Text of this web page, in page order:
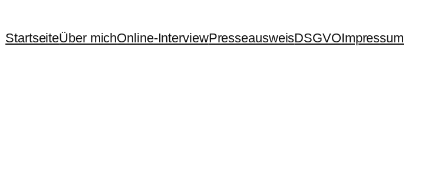
StartseiteÜber michOnline-InterviewPresseausweisDSGVOImpressum